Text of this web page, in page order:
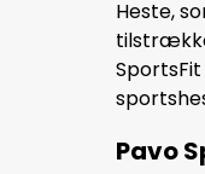
Heste,
Pavo